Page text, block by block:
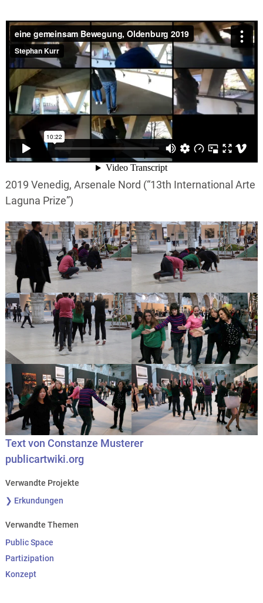
2019 Venedig, Arsenale Nord (“13th International Arte
Laguna Prize”)
Text von Constanze Musterer
publicartwiki.org
Verwandte Projekte
❯ Erkundungen
Verwandte Themen
Public Space
Partizipation
Konzept